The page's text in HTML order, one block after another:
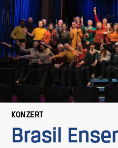
KONZERT
Brasil